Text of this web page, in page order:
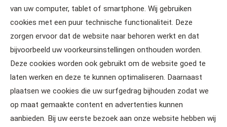
van uw computer, tablet of smartphone. Wij gebruiken
cookies met een puur technische functionaliteit. Deze
zorgen ervoor dat de website naar behoren werkt en dat
bijvoorbeeld uw voorkeursinstellingen onthouden worden.
Deze cookies worden ook gebruikt om de website goed te
laten werken en deze te kunnen optimaliseren. Daarnaast
plaatsen we cookies die uw surfgedrag bijhouden zodat we
op maat gemaakte content en advertenties kunnen
aanbieden. Bij uw eerste bezoek aan onze website hebben wij